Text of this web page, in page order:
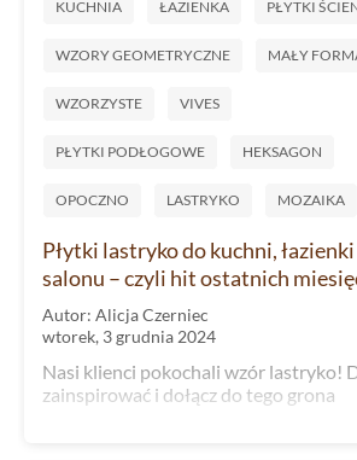
KUCHNIA ŁAZIENKA PŁYTKI
WZORY GEOMETRYCZNE MAŁY
WZORZYSTE VIVES
PŁYTKI PODŁOGOWE HEKSAGON
OPOCZNO LASTRYKO MOZAIKA
Płytki lastryko do kuchni,
salonu – czyli hit ostatnich
Autor: Alicja Czerniec
wtorek, 3 grudnia 2024
Nasi klienci pokochali wzór lastryko!
zainspirować i dołącz do tego grona